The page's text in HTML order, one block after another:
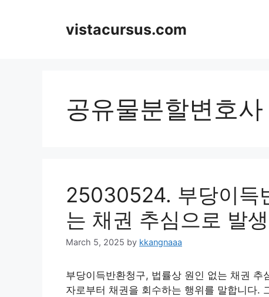
vistacursus.com
공유물분할변호사
25030524. 부당이득
는 채권 추심으로 발
March 5, 2025 by kkangnaaa
부당이득반환청구, 법률상 원인 없는 채권
자로부터 채권을 회수하는 행위를 말합니다.